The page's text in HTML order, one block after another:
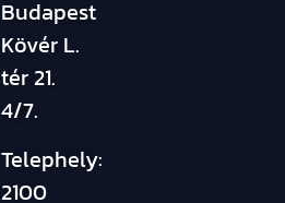
Budapest
Kövér L.
tér 21.
4/7.
Telephely:
2100